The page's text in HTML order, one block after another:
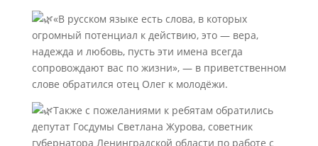
«В русском языке есть слова, в которых
огромный потенциал к действию, это — вера,
надежда и любовь, пусть эти имена всегда
сопровождают вас по жизни», — в приветственном
слове обратился отец Олег к молодёжи.
Также с пожеланиями к ребятам обратились
депутат Госдумы Светлана Журова, советник
губернатора Ленинградской области по работе с